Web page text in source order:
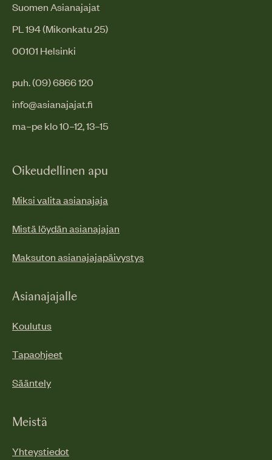
Suomen Asianajajat
PL 194 (Mikonkatu 25)
00101 Helsinki
puh. (09) 6866 120
info@asianajajat.fi
ma–pe klo 10–12, 13–15
Oikeudellinen apu
Miksi valita asianajaja
Mistä löydän asianajajan
Maksuton asianajajapäivystys
Asianajajalle
Koulutus
Tapaohjeet
Sääntely
Meistä
Yhteystiedot